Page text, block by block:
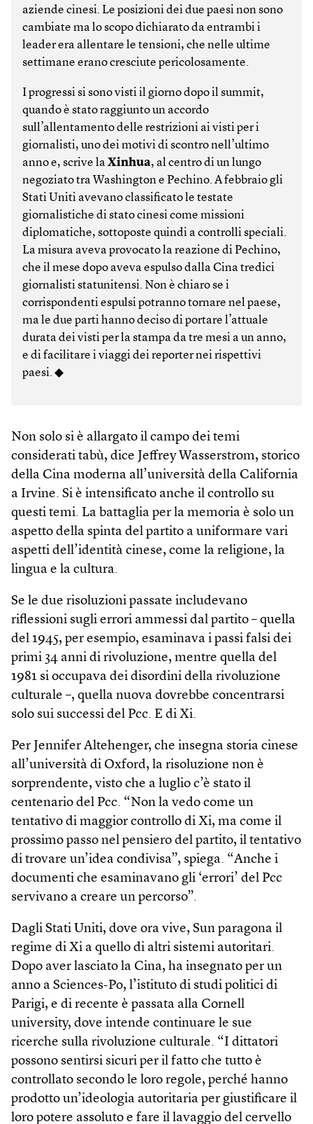
aziende cinesi. Le posizioni dei due paesi non sono
cambiate ma lo scopo dichiarato da entrambi i
leader era allentare le tensioni, che nelle ultime
settimane erano cresciute pericolosamente.
I progressi si sono visti il giorno dopo il summit,
quando è stato raggiunto un accordo
sull’allentamento delle restrizioni ai visti per i
giornalisti, uno dei motivi di scontro nell’ultimo
anno e, scrive laXinhua, al centro di un lungo
negoziato tra Washington e Pechino. A febbraio gli
Stati Uniti avevano classificato le testate
giornalistiche di stato cinesi come missioni
diplomatiche, sottoposte quindi a controlli speciali.
La misura aveva provocato la reazione di Pechino,
che il mese dopo aveva espulso dalla Cina tredici
giornalisti statunitensi. Non è chiaro se i
corrispondenti espulsi potranno tornare nel paese,
ma le due parti hanno deciso di portare l’attuale
durata dei visti per la stampa da tre mesi a un anno,
e di facilitare i viaggi dei reporter nei rispettivi
paesi. ◆
Non solo si è allargato il campo dei temi
considerati tabù, dice Jeffrey Wasserstrom, storico
della Cina moderna all’università della California
a Irvine. Si è intensificato anche il controllo su
questi temi. La battaglia per la memoria è solo un
aspetto della spinta del partito a uniformare vari
aspetti dell’identità cinese, come la religione, la
lingua e la cultura.
Se le due risoluzioni passate includevano
riflessioni sugli errori ammessi dal partito – quella
del 1945, per esempio, esaminava i passi falsi dei
primi 34 anni di rivoluzione, mentre quella del
1981 si occupava dei disordini della rivoluzione
culturale –, quella nuova dovrebbe concentrarsi
solo sui successi del Pcc. E di Xi.
Per Jennifer Altehenger, che insegna storia cinese
all’università di Oxford, la risoluzione non è
sorprendente, visto che a luglio c’è stato il
centenario del Pcc. “Non la vedo come un
tentativo di maggior controllo di Xi, ma come il
prossimo passo nel pensiero del partito, il tentativo
di trovare un’idea condivisa”, spiega. “Anche i
documenti che esaminavano gli ‘errori’ del Pcc
servivano a creare un percorso”.
Dagli Stati Uniti, dove ora vive, Sun paragona il
regime di Xi a quello di altri sistemi autoritari.
Dopo aver lasciato la Cina, ha insegnato per un
anno a Sciences-Po, l’istituto di studi politici di
Parigi, e di recente è passata alla Cornell
university, dove intende continuare le sue
ricerche sulla rivoluzione culturale. “I dittatori
possono sentirsi sicuri per il fatto che tutto è
controllato secondo le loro regole, perché hanno
prodotto un’ideologia autoritaria per giustificare il
loro potere assoluto e fare il lavaggio del cervello